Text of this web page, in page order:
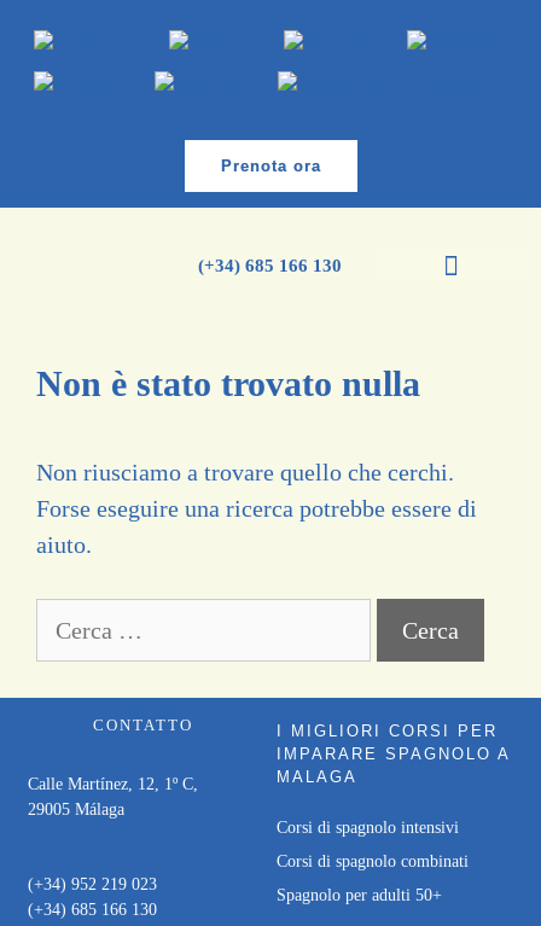
Prenota ora
(+34) 685 166 130
Non è stato trovato nulla
Non riusciamo a trovare quello che cerchi.
Forse eseguire una ricerca potrebbe essere di
aiuto.
CONTATTO
Calle Martínez, 12, 1º C,
29005 Málaga
(+34) 952 219 023
(+34) 685 166 130
I MIGLIORI CORSI PER
IMPARARE SPAGNOLO A
MALAGA
Corsi di spagnolo intensivi
Corsi di spagnolo combinati
Spagnolo per adulti 50+